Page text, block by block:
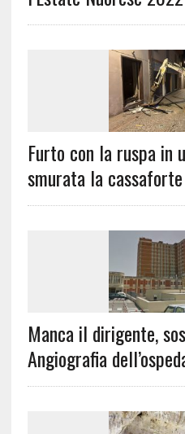
Furto con la ruspa in
smurata la cassaforte
Manca il dirigente,
Angiografia